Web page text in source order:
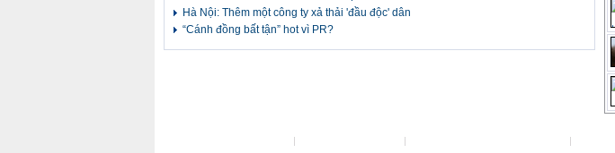
Hà Nội: Thêm một công ty xả thải 'đầu độc' dân
“Cánh đồng bất tận” hot vì PR?